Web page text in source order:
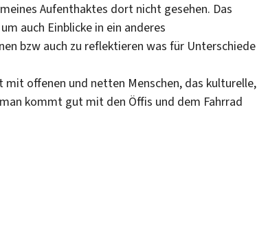
Aufenthaktes dort nicht gesehen. Das
auch Einblicke in ein anderes
bzw auch zu reflektieren was für Unterschiede
offenen und netten Menschen, das kulturelle,
kommt gut mit den Öffis und dem Fahrrad